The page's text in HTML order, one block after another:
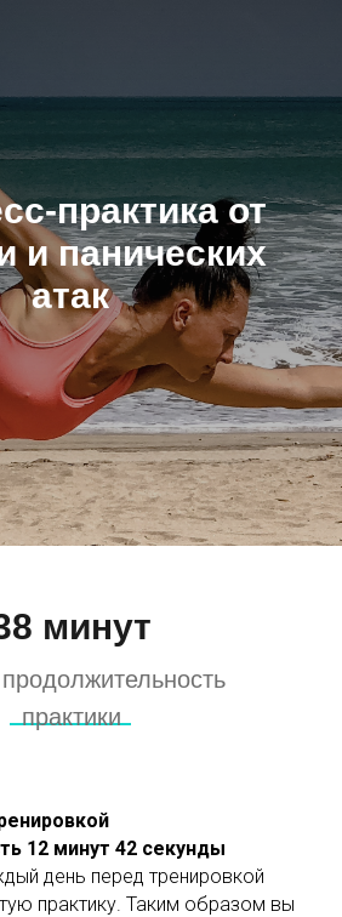
практика от
и панических
атак
минут
практики
12 минут 42 секунды
день перед тренировкой
практику. Таким образом вы